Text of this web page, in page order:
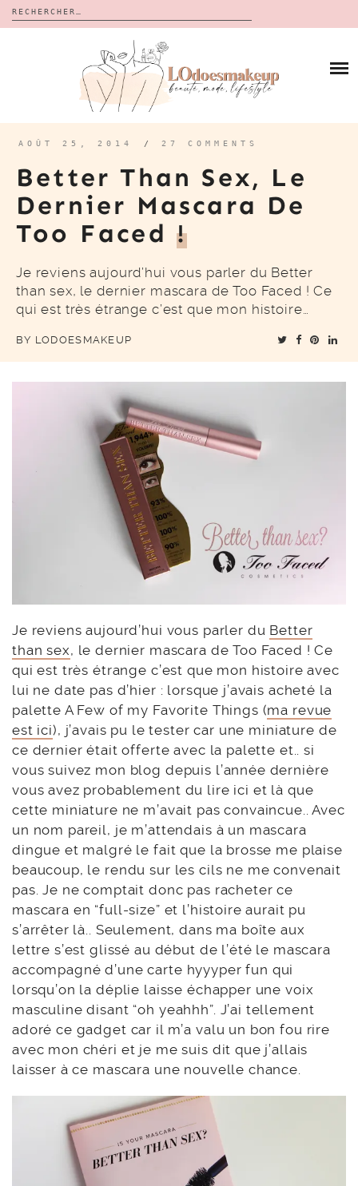
Rechercher :
CALENDRIERS DE L’AVENT
BON PLAN
À PROPOS
MES VIDÉOS
CONTACT
AOÛT 25, 2014 / 27 COMMENTS
Better Than Sex, Le
Dernier Mascara De
Too Faced !
Je reviens aujourd’hui vous parler du Better
than sex, le dernier mascara de Too Faced ! Ce
qui est très étrange c’est que mon histoire…
BY LODOESMAKEUP
Je reviens aujourd’hui vous parler du Better
than sex, le dernier mascara de Too Faced ! Ce
qui est très étrange c’est que mon histoire avec
lui ne date pas d’hier : lorsque j’avais acheté la
palette A Few of my Favorite Things (ma revue
est ici), j’avais pu le tester car une miniature de
ce dernier était offerte avec la palette et.. si
vous suivez mon blog depuis l’année dernière
vous avez probablement du lire ici et là que
cette miniature ne m’avait pas convaincue.. Avec
un nom pareil, je m’attendais à un mascara
dingue et malgré le fait que la brosse me plaise
beaucoup, le rendu sur les cils ne me convenait
pas. Je ne comptait donc pas racheter ce
mascara en “full-size” et l’histoire aurait pu
s’arrêter là.. Seulement, dans ma boîte aux
lettre s’est glissé au début de l’été le mascara
accompagné d’une carte hyyyper fun qui
lorsqu’on la déplie laisse échapper une voix
masculine disant “oh yeahhh”. J’ai tellement
adoré ce gadget car il m’a valu un bon fou rire
avec mon chéri et je me suis dit que j’allais
laisser à ce mascara une nouvelle chance.